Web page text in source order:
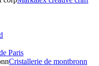
Paris
Cristallerie de montbronn